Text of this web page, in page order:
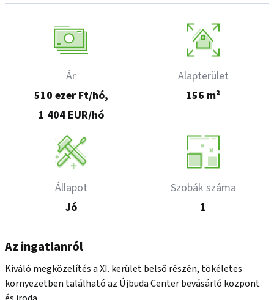
Ár
510 ezer Ft/hó,
1 404 EUR/hó
Alapterület
156 m²
Állapot
Jó
Szobák száma
1
Az ingatlanról
Kiváló megközelítés a XI. kerület belső részén, tökéletes
környezetben található az Újbuda Center bevásárló központ